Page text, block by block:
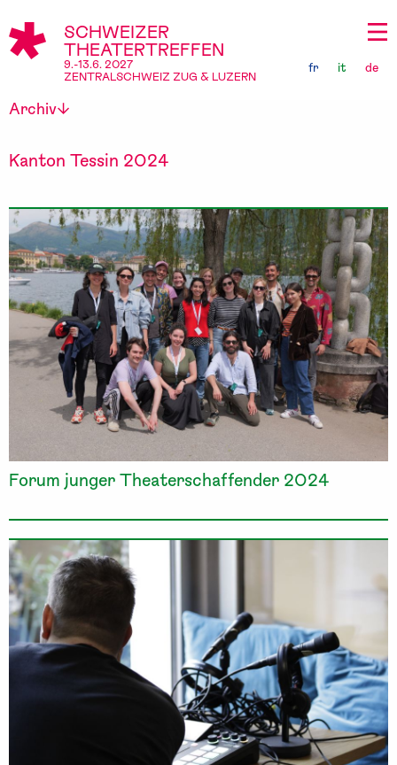
SCHWEIZER
THEATERTREFFEN
9.-13.6. 2027
ZENTRALSCHWEIZ ZUG & LUZERN
fr it de
Archiv
Kanton Tessin 2024
Forum junger Theaterschaffender 2024